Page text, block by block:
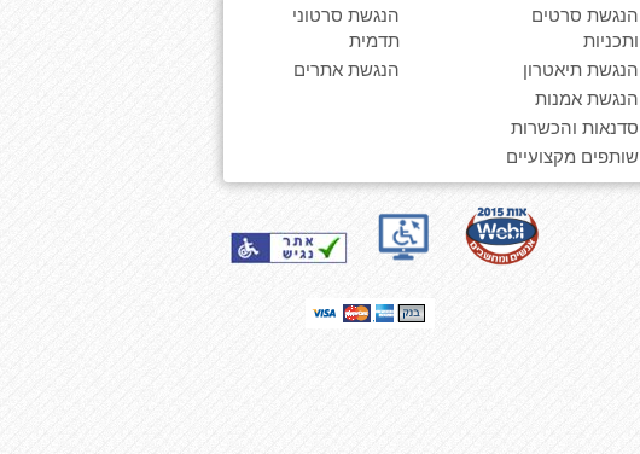
הנגשת סרטים
ותכניות
הנגשת תיאטרון
הנגשת אמנות
סדנאות והכשרות
שותפים מקצועיים
הנגשת סרטוני
תדמית
הנגשת אתרים